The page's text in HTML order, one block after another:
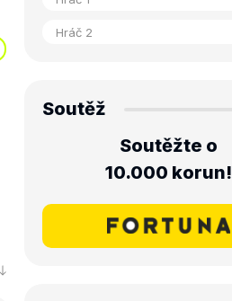
Soutěž
Soutěžte o
10.000 korun!